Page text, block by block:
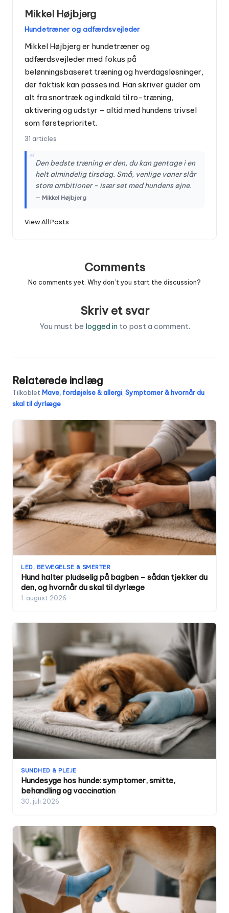
Mikkel Højbjerg
Hundetræner og adfærdsvejleder
Mikkel Højbjerg er hundetræner og
adfærdsvejleder med fokus på
belønningsbaseret træning og hverdagsløsninger,
der faktisk kan passes ind. Han skriver guider om
alt fra snortræk og indkald til ro-træning,
aktivering og udstyr – altid med hundens trivsel
som førsteprioritet.
31 articles
“ Den bedste træning er den, du kan gentage i en
helt almindelig tirsdag. Små, venlige vaner slår
store ambitioner – især set med hundens øjne.
— Mikkel Højbjerg
View All Posts
Comments
No comments yet. Why don’t you start the discussion?
Skriv et svar
You must be logged into post a comment.
Relaterede indlæg
Tilkoblet Mave, fordøjelse & allergi Symptomer & hvornår du
skal til dyrlæge
LED, BEVÆGELSE & SMERTER
Hund halter pludselig på bagben – sådan tjekker du
den, og hvornår du skal til dyrlæge
1. august 2026
SUNDHED & PLEJE
Hundesyge hos hunde: symptomer, smitte,
behandling og vaccination
30. juli 2026